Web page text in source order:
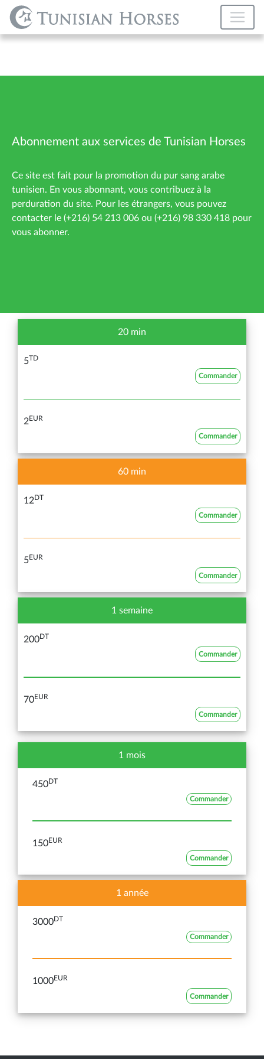
Abonnement aux services de Tunisian Horses
Ce site est fait pour la promotion du pur sang arabe
tunisien. En vous abonnant, vous contribuez à la
perduration du site. Pour les étrangers, vous pouvez
contacter le (+216) 54 213 006 ou (+216) 98 330 418 pour
vous abonner.
20 min
5TD
Commander
2EUR
Commander
60 min
12DT
Commander
5EUR
Commander
1 semaine
200DT
Commander
70EUR
Commander
1 mois
450DT
Commander
150EUR
Commander
1 année
3000DT
Commander
1000EUR
Commander